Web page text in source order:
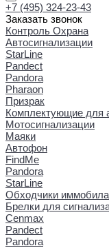
+7 (495) 324-23-43
Заказать звонок
Контроль Охрана
Автосигнализации
StarLine
Pandect
Pandora
Pharaon
Призрак
Комплектующие для
Мотосигнализации
Маяки
Автофон
FindMe
Pandora
StarLine
Обходчики
Брелки для
Cenmax
Pandect
Pandora